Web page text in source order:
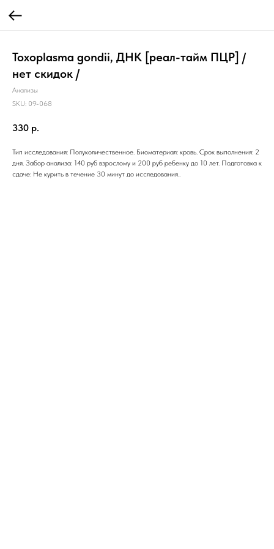
Toxoplasma gondii, ДНК [реал-тайм ПЦР] /
нет скидок /
Анализы
SKU: 09-068
330 р.
Тип исследования: Полуколичественное. Биоматериал: кровь. Срок выполнения: 2
дня. Забор анализа: 140 руб взрослому и 200 руб ребенку до 10 лет. Подготовка к
сдаче: Не курить в течение 30 минут до исследования..